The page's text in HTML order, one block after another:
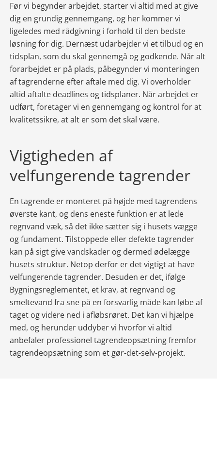
Før vi begynder arbejdet, starter vi altid med at give
dig en grundig gennemgang, og her kommer vi
ligeledes med rådgivning i forhold til den bedste
løsning for dig. Dernæst udarbejder vi et tilbud og en
tidsplan, som du skal gennemgå og godkende. Når alt
forarbejdet er på plads, påbegynder vi monteringen
af tagrenderne efter aftale med dig. Vi overholder
altid aftalte deadlines og tidsplaner. Når arbejdet er
udført, foretager vi en gennemgang og kontrol for at
kvalitetssikre, at alt er som det skal være.
Vigtigheden af
velfungerende tagrender
En tagrende er monteret på højde med tagrendens
øverste kant, og dens eneste funktion er at lede
regnvand væk, så det ikke sætter sig i husets vægge
og fundament. Tilstoppede eller defekte tagrender
kan på sigt give vandskader og dermed ødelægge
husets struktur. Netop derfor er det vigtigt at have
velfungerende tagrender. Desuden er det, ifølge
Bygningsreglementet, et krav, at regnvand og
smeltevand fra sne på en forsvarlig måde kan løbe af
taget og videre ned i afløbsrøret. Det kan vi hjælpe
med, og herunder uddyber vi hvorfor vi altid
anbefaler professionel tagrendeopsætning fremfor
tagrendeopsætning som et gør-det-selv-projekt.